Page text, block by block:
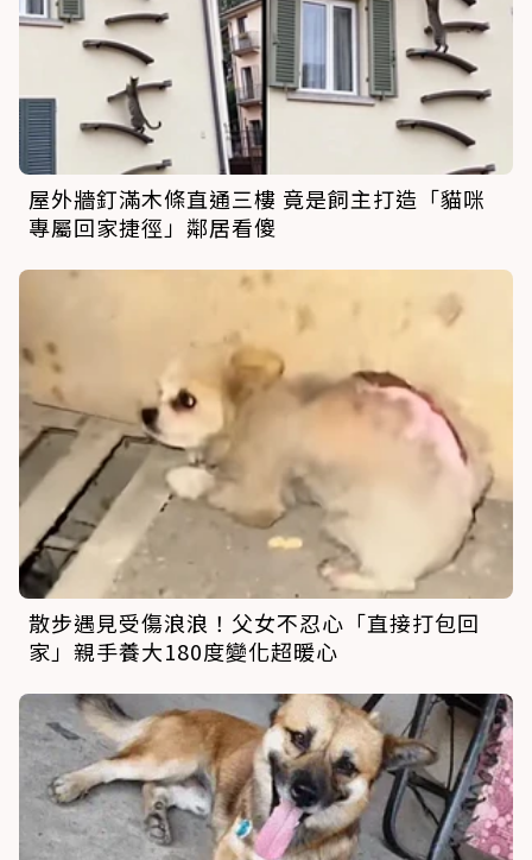
屋外牆釘滿木條直通三樓 竟是飼主打造「貓咪
專屬回家捷徑」鄰居看傻
散步遇見受傷浪浪！父女不忍心「直接打包回
家」親手養大180度變化超暖心